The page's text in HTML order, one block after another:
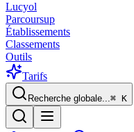
Lucyol
Parcoursup
Établissements
Classements
Outils
Tarifs
Recherche globale...⌘ K